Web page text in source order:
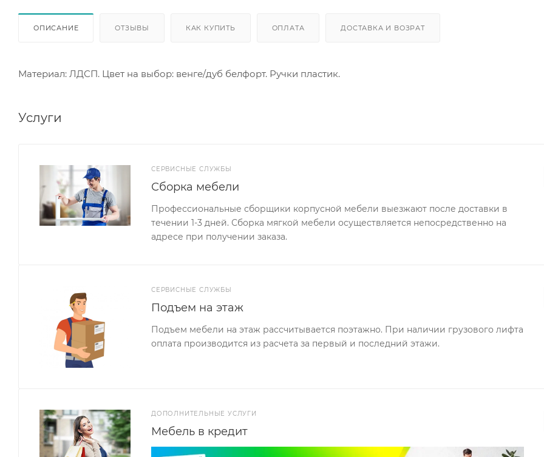
ОПИСАНИЕ ОТЗЫВЫ КАК КУПИТЬ ОПЛАТА ДОСТАВКА И ВОЗРАТ
Материал: ЛДСП. Цвет на выбор: венге/дуб белфорт. Ручки пластик.
Услуги
СЕРВИСНЫЕ СЛУЖБЫ
Сборка мебели
Профессиональные сборщики корпусной мебели выезжают после доставки в
течении 1-3 дней. Сборка мягкой мебели осуществляется непосредственно на
адресе при получении заказа.
СЕРВИСНЫЕ СЛУЖБЫ
Подъем на этаж
Подъем мебели на этаж рассчитывается поэтажно. При наличии грузового лифта
оплата производится из расчета за первый и последний этажи.
ДОПОЛНИТЕЛЬНЫЕ УСЛУГИ
Мебель в кредит